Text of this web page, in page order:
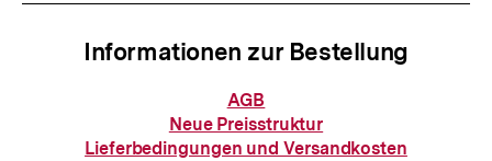
Informationen zur Bestellung
Informationen
zur
Bestellung
AGB
Neue Preisstruktur
Lieferbedingungen und Versandkosten